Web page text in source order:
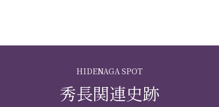
HIDENAGA SPOT
秀長関連史跡